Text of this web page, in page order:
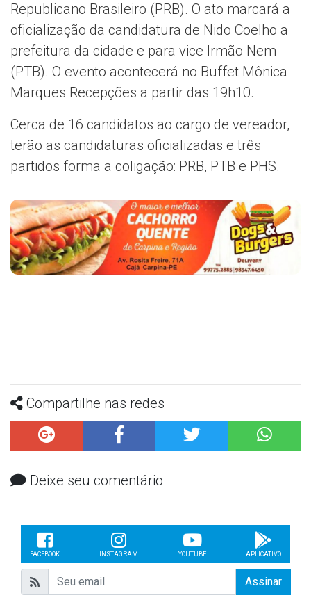
Republicano Brasileiro (PRB). O ato marcará a
oficialização da candidatura de Nido Coelho a
prefeitura da cidade e para vice Irmão Nem
(PTB). O evento acontecerá no Buffet Mônica
Marques Recepções a partir das 19h10.
Cerca de 16 candidatos ao cargo de vereador,
terão as candidaturas oficializadas e três
partidos forma a coligação: PRB, PTB e PHS.
Compartilhe nas redes
Deixe seu comentário
FACEBOOK INSTAGRAM YOUTUBE APLICATIVO
Assinar